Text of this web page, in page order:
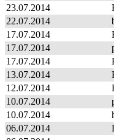
23.07.2014
22.07.2014
17.07.2014
17.07.2014
17.07.2014
13.07.2014
12.07.2014
10.07.2014
10.07.2014
06.07.2014